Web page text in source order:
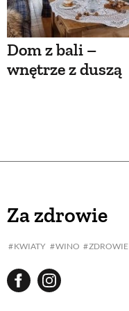
Dom z bali –
wnętrze z duszą
Za zdrowie
KWIATY WINO ZDROWIE